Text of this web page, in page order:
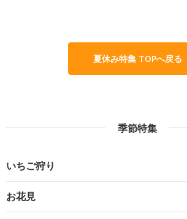
夏休み特集 TOPへ戻る
季節特集
いちご狩り
お花見